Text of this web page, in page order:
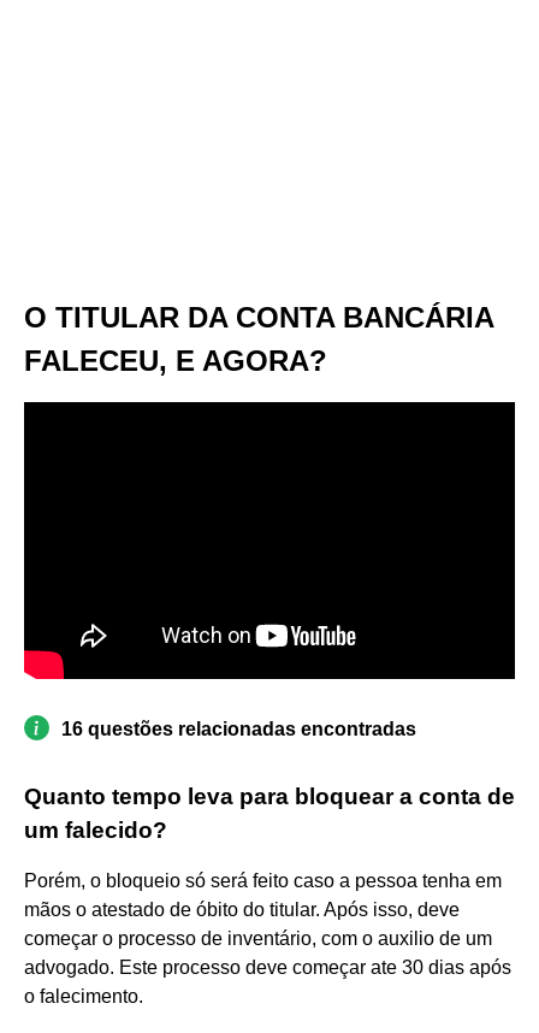
O TITULAR DA CONTA BANCÁRIA
FALECEU, E AGORA?
16 questões relacionadas encontradas
Quanto tempo leva para bloquear a conta de
um falecido?
Porém, o bloqueio só será feito caso a pessoa tenha em
mãos o atestado de óbito do titular. Após isso, deve
começar o processo de inventário, com o auxilio de um
advogado. Este processo deve começar ate 30 dias após
o falecimento.